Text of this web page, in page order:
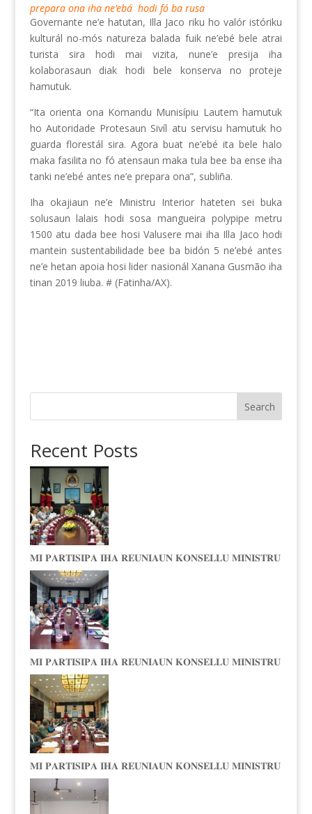
prepara ona iha ne’ebá hodi fó ba rusa
Governante ne’e hatutan, Illa Jaco riku ho valór istóriku
kulturál no-mós natureza balada fuik ne’ebé bele atrai
turista sira hodi mai vizita, nune’e presija iha
kolaborasaun diak hodi bele konserva no proteje
hamutuk.
“Ita orienta ona Komandu Munisípiu Lautem hamutuk
ho Autoridade Protesaun Sivíl atu servisu hamutuk ho
guarda florestál sira. Agora buat ne’ebé ita bele halo
maka fasilita no fó atensaun maka tula bee ba ense iha
tanki ne’ebé antes ne’e prepara ona”, subliña.
Iha okajiaun ne’e Ministru Interior hateten sei buka
solusaun lalais hodi sosa mangueira polypipe metru
1500 atu dada bee hosi Valusere mai iha Illa Jaco hodi
mantein sustentabilidade bee ba bidón 5 ne’ebé antes
ne’e hetan apoia hosi lider nasionál Xanana Gusmão iha
tinan 2019 liuba. # (Fatinha/AX).
Search
Recent Posts
𝐌𝐈 𝐏𝐀𝐑𝐓𝐈𝐒𝐈𝐏𝐀 𝐈𝐇𝐀 𝐑𝐄𝐔𝐍𝐈𝐀𝐔𝐍 𝐊𝐎𝐍𝐒𝐄𝐋𝐋𝐔 𝐌𝐈𝐍𝐈𝐒𝐓𝐑𝐔
𝐌𝐈 𝐏𝐀𝐑𝐓𝐈𝐒𝐈𝐏𝐀 𝐈𝐇𝐀 𝐑𝐄𝐔𝐍𝐈𝐀𝐔𝐍 𝐊𝐎𝐍𝐒𝐄𝐋𝐋𝐔 𝐌𝐈𝐍𝐈𝐒𝐓𝐑𝐔
𝐌𝐈 𝐏𝐀𝐑𝐓𝐈𝐒𝐈𝐏𝐀 𝐈𝐇𝐀 𝐑𝐄𝐔𝐍𝐈𝐀𝐔𝐍 𝐊𝐎𝐍𝐒𝐄𝐋𝐋𝐔 𝐌𝐈𝐍𝐈𝐒𝐓𝐑𝐔